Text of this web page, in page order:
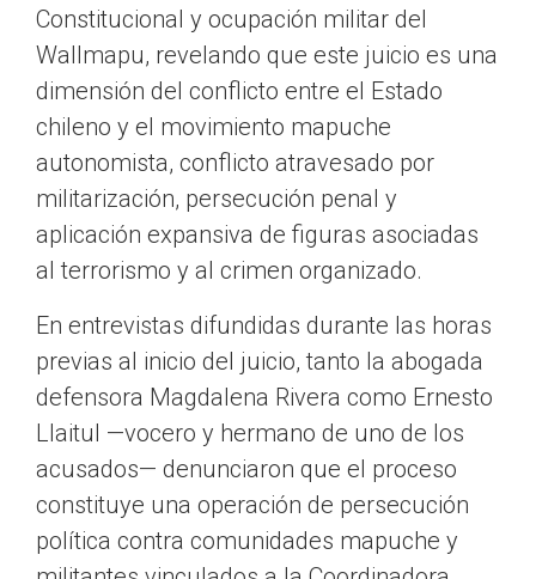
Constitucional y ocupación militar del
Wallmapu, revelando que este juicio es una
dimensión del conflicto entre el Estado
chileno y el movimiento mapuche
autonomista, conflicto atravesado por
militarización, persecución penal y
aplicación expansiva de figuras asociadas
al terrorismo y al crimen organizado.
En entrevistas difundidas durante las horas
previas al inicio del juicio, tanto la abogada
defensora Magdalena Rivera como Ernesto
Llaitul —vocero y hermano de uno de los
acusados— denunciaron que el proceso
constituye una operación de persecución
política contra comunidades mapuche y